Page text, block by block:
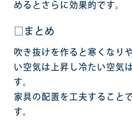
めるとさらに効果的です。
□まとめ
吹き抜けを作ると寒くなり
い空気は上昇し冷たい空気
す。
家具の配置を工夫すること
す。